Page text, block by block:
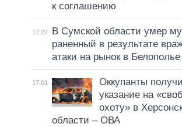
к соглашению
17:27
В Сумской области умер
раненный в результате
атаки на рынок в Белополье
17:01
Оккупанты
указание на
охоту» в
области – ОВА